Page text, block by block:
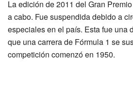
La edición de 2011 del Gran
a cabo. Fue suspendida debido a
especiales en el país. Esta fue una
que una carrera de Fórmula 1 se
competición comenzó en 1950.